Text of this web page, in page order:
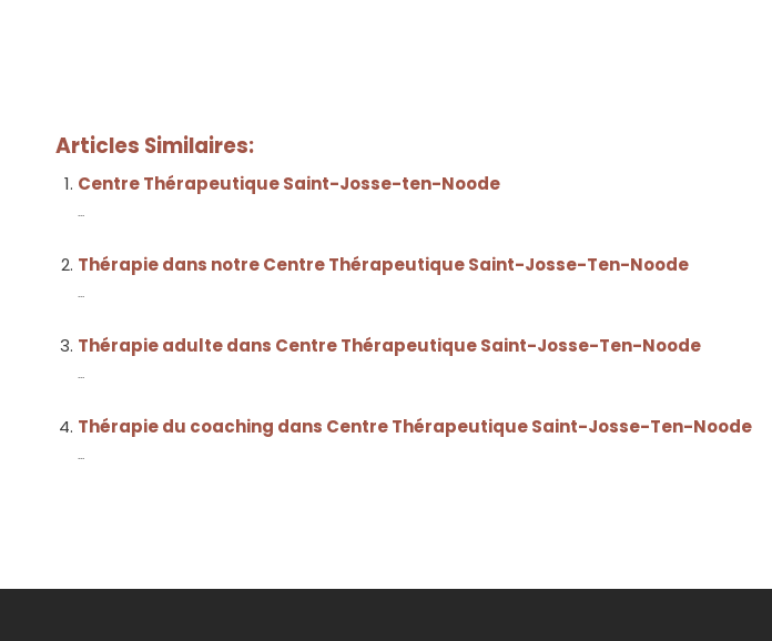
Articles Similaires:
Centre Thérapeutique Saint-Josse-ten-Noode
...
Thérapie dans notre Centre Thérapeutique Saint-Josse-Ten-Noode
...
Thérapie adulte dans Centre Thérapeutique Saint-Josse-Ten-Noode
...
Thérapie du coaching dans Centre Thérapeutique Saint-Josse-Ten-Noode
...